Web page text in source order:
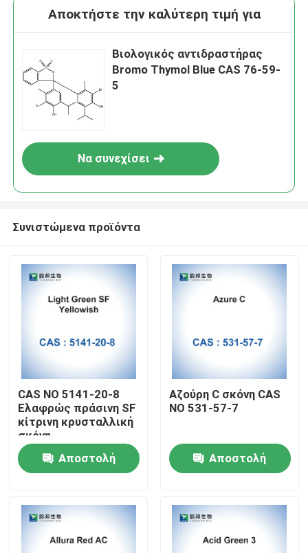
Σπίτι
Περίπου εμείς
Αποκτήστε την καλύτερη τιμή για
Βιολογικός αντιδραστήρας
Bromo Thymol Blue CAS 76-59-
5
Να συνεχίσει
Συνιστώμενα προϊόντα
CAS NO 5141-20-8
Ελαφρώς πράσινη SF
κίτρινη κρυσταλλική
σκόνη
Αποστολή
Αζούρη C σκόνη CAS
NO 531-57-7
Αποστολή